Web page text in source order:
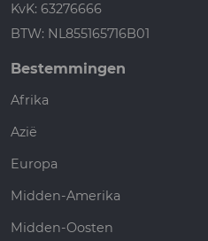
KvK: 63276666
BTW: NL855165716B01
Bestemmingen
Afrika
Azië
Europa
Midden-Amerika
Midden-Oosten